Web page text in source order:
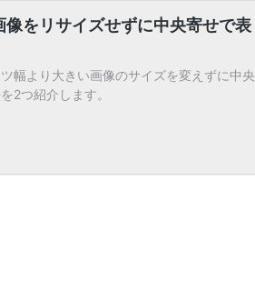
をリサイズせずに中央寄せで表
幅より大きい画像のサイズを変えずに中央
2つ紹介します。